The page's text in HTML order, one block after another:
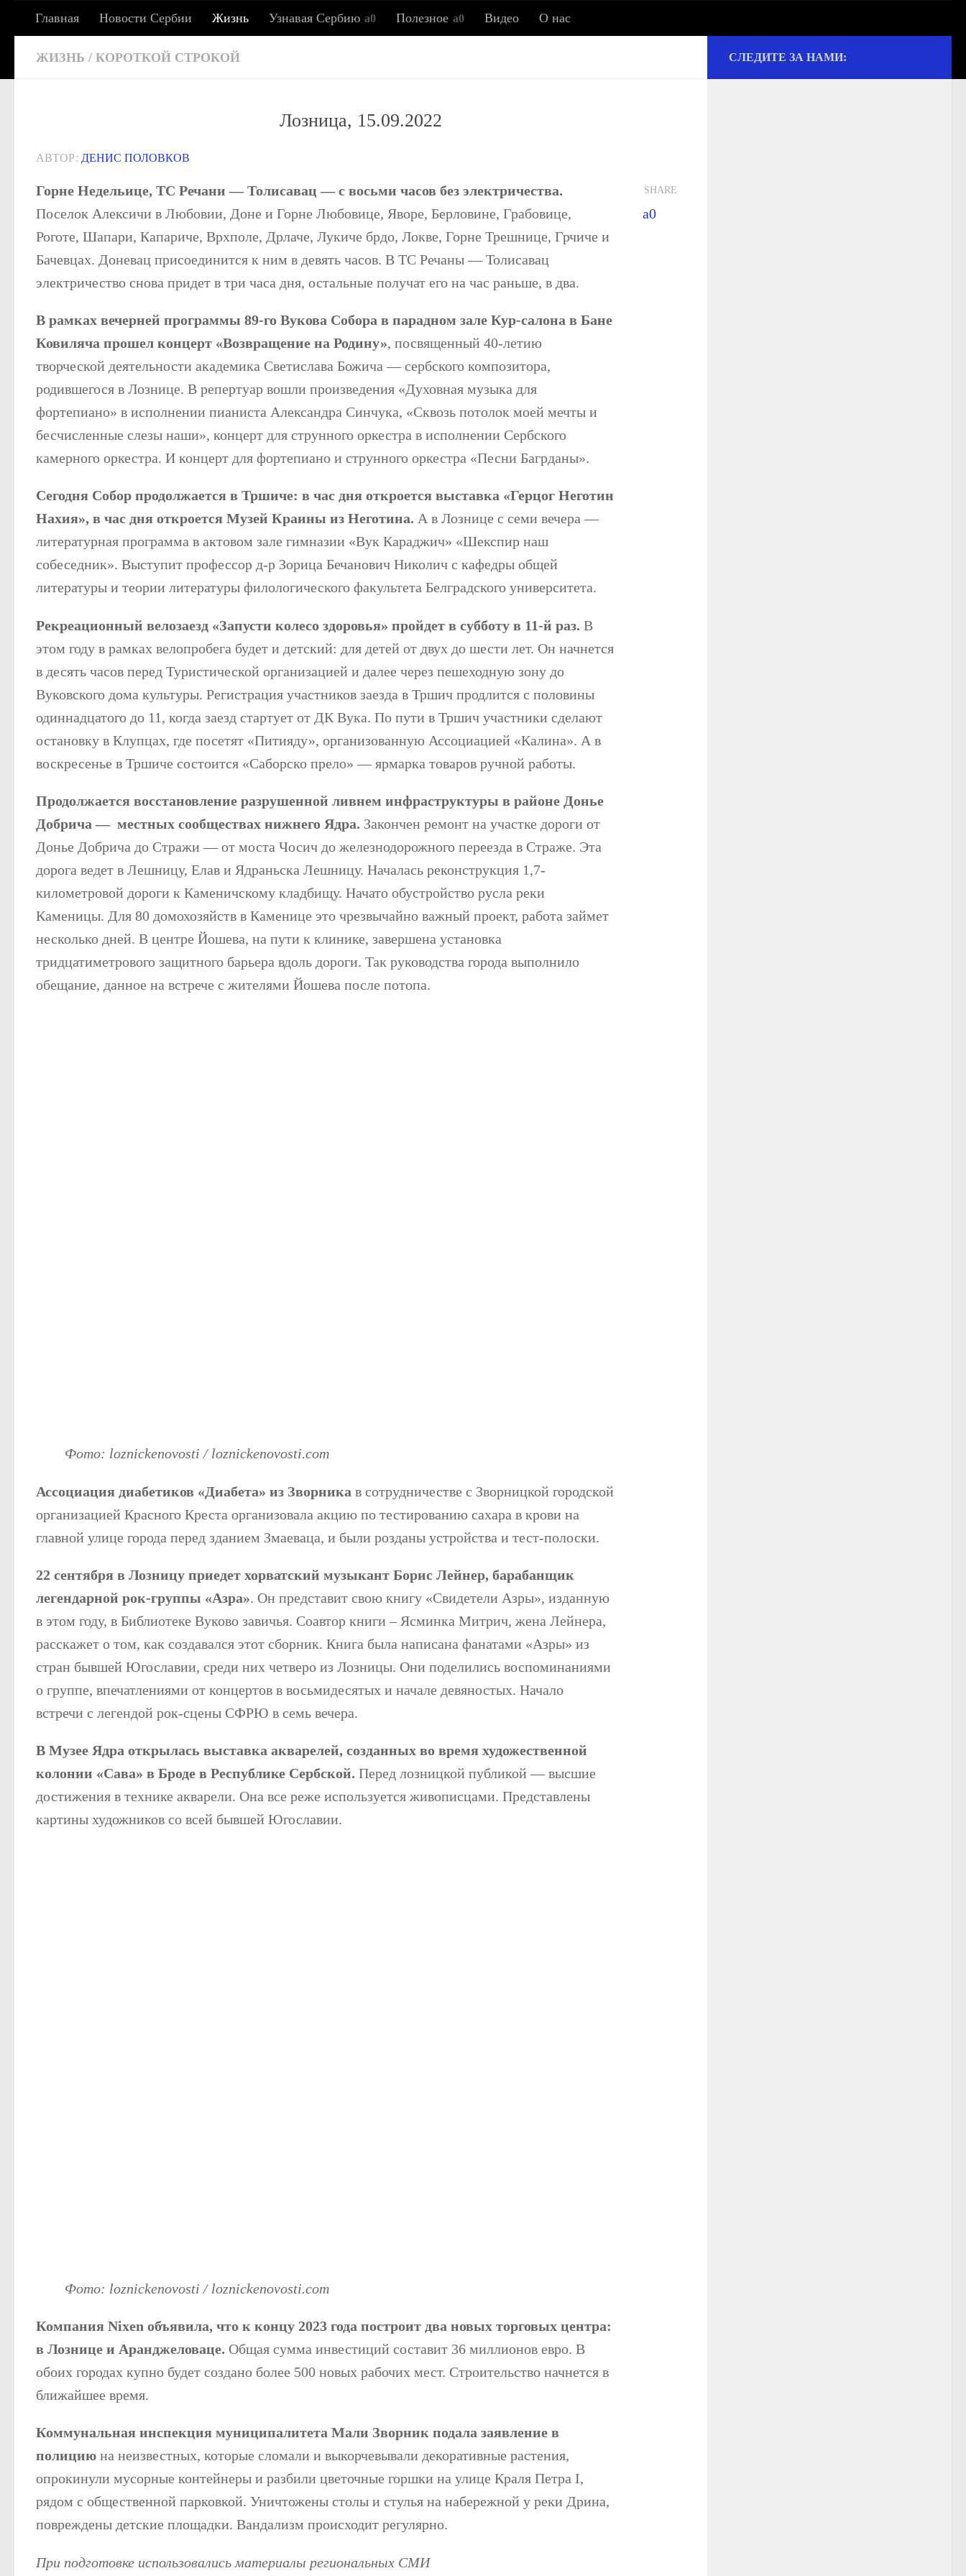
Под записью
СЕРБСКИЕ ХРОНИКИ: Всё о Сербии
Сербия сегодня: жизнь, работа, учеба, адаптация, новости, полезные советы, ссылки, заметки об истории и культуре
Главная Новости Сербии Жизнь Узнавая Сербию Полезное Видео О нас
ЖИЗНЬ / КОРОТКОЙ СТРОКОЙ
Лозница, 15.09.2022
АВТОР: ДЕНИС ПОЛОВКОВ
Горне Недельице, ТС Речани — Толисавац — с восьми часов без электричества.
Поселок Алексичи в Любовии, Доне и Горне Любовице, Яворе, Берловине, Грабовице,
Роготе, Шапари, Капариче, Врхполе, Дрлаче, Лукиче брдо, Локве, Горне Трешнице, Грчиче и
Бачевцах. Доневац присоединится к ним в девять часов. В ТС Речаны — Толисавац
электричество снова придет в три часа дня, остальные получат его на час раньше, в два.
В рамках вечерней программы 89-го Вукова Собора в парадном зале Кур-салона в Бане
Ковиляча прошел концерт «Возвращение на Родину», посвященный 40-летию
творческой деятельности академика Светислава Божича — сербского композитора,
родившегося в Лознице. В репертуар вошли произведения «Духовная музыка для
фортепиано» в исполнении пианиста Александра Синчука, «Сквозь потолок моей мечты и
бесчисленные слезы наши», концерт для струнного оркестра в исполнении Сербского
камерного оркестра. И концерт для фортепиано и струнного оркестра «Песни Багрданы».
Сегодня Собор продолжается в Тршиче: в час дня откроется выставка «Герцог Неготин
Нахия», в час дня откроется Музей Краины из Неготина. А в Лознице с семи вечера —
литературная программа в актовом зале гимназии «Вук Караджич» «Шекспир наш
собеседник». Выступит профессор д-р Зорица Бечанович Николич с кафедры общей
литературы и теории литературы филологического факультета Белградского университета.
Рекреационный велозаезд «Запусти колесо здоровья» пройдет в субботу в 11-й раз. В
этом году в рамках велопробега будет и детский: для детей от двух до шести лет. Он начнется
в десять часов перед Туристической организацией и далее через пешеходную зону до
Вуковского дома культуры. Регистрация участников заезда в Тршич продлится с половины
одиннадцатого до 11, когда заезд стартует от ДК Вука. По пути в Тршич участники сделают
остановку в Клупцах, где посетят «Питияду», организованную Ассоциацией «Калина». А в
воскресенье в Тршиче состоится «Саборско прело» — ярмарка товаров ручной работы.
Продолжается восстановление разрушенной ливнем инфраструктуры в районе Донье
Добрича — местных сообществах нижнего Ядра. Закончен ремонт на участке дороги от
Донье Добрича до Стражи — от моста Чосич до железнодорожного переезда в Страже. Эта
дорога ведет в Лешницу, Елав и Ядраньска Лешницу. Началась реконструкция 1,7-
километровой дороги к Каменичскому кладбищу. Начато обустройство русла реки
Каменицы. Для 80 домохозяйств в Каменице это чрезвычайно важный проект, работа займет
несколько дней. В центре Йошева, на пути к клинике, завершена установка
тридцатиметрового защитного барьера вдоль дороги. Так руководства города выполнило
обещание, данное на встрече с жителями Йошева после потопа.
Фото: loznickenovosti / loznickenovosti.com
Ассоциация диабетиков «Диабета» из Зворника в сотрудничестве с Зворницкой городской
организацией Красного Креста организовала акцию по тестированию сахара в крови на
главной улице города перед зданием Змаеваца, и были розданы устройства и тест-полоски.
22 сентября в Лозницу приедет хорватский музыкант Борис Лейнер, барабанщик
легендарной рок-группы «Азра». Он представит свою книгу «Свидетели Азры», изданную
в этом году, в Библиотеке Вуково завичья. Соавтор книги – Ясминка Митрич, жена Лейнера,
расскажет о том, как создавался этот сборник. Книга была написана фанатами «Азры» из
стран бывшей Югославии, среди них четверо из Лозницы. Они поделились воспоминаниями
о группе, впечатлениями от концертов в восьмидесятых и начале девяностых. Начало
встречи с легендой рок-сцены СФРЮ в семь вечера.
В Музее Ядра открылась выставка акварелей, созданных во время художественной
колонии «Сава» в Броде в Республике Сербской. Перед лозницкой публикой — высшие
достижения в технике акварели. Она все реже используется живописцами. Представлены
картины художников со всей бывшей Югославии.
Фото: loznickenovosti / loznickenovosti.com
Компания Nixen объявила, что к концу 2023 года построит два новых торговых центра:
в Лознице и Аранджеловаце. Общая сумма инвестиций составит 36 миллионов евро. В
обоих городах купно будет создано более 500 новых рабочих мест. Строительство начнется в
ближайшее время.
Коммунальная инспекция муниципалитета Мали Зворник подала заявление в
полицию на неизвестных, которые сломали и выкорчевывали декоративные растения,
опрокинули мусорные контейнеры и разбили цветочные горшки на улице Краля Петра I,
рядом с общественной парковкой. Уничтожены столы и стулья на набережной у реки Дрина,
повреждены детские площадки. Вандализм происходит регулярно.
При подготовке использовались материалы региональных СМИ
SHARE
СЛЕДИТЕ ЗА НАМИ: